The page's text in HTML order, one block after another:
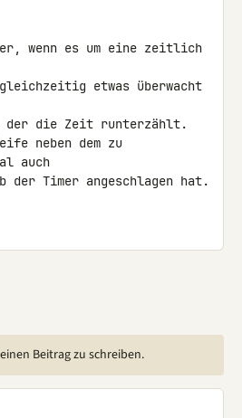
wenn es um eine zeitlich
etwas überwacht
der die Zeit runterzählt.
neben dem zu
auch
der Timer angeschlagen hat.
Beitrag zu schreiben.